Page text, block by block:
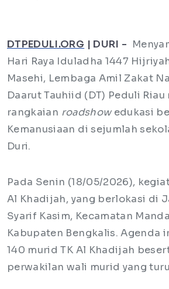
DTPEDULI.ORG | DURI -
Hari Raya Iduladha 1447
Masehi, Lembaga Amil Zakat
Daarut Tauhiid (DT) Peduli
rangkaian roadshowedukasi
Kemanusiaan di sejumlah
Duri.
Pada Senin (18/05/2026),
Al Khadijah, yang berlokasi di
Syarif Kasim, Kecamatan
Kabupaten Bengkalis. Agenda
140 murid TK Al Khadijah
perwakilan wali murid yang